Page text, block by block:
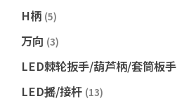
H柄 (5)
万向 (3)
LED棘轮扳手/葫芦柄/套筒板手
LED摇/接杆 (13)